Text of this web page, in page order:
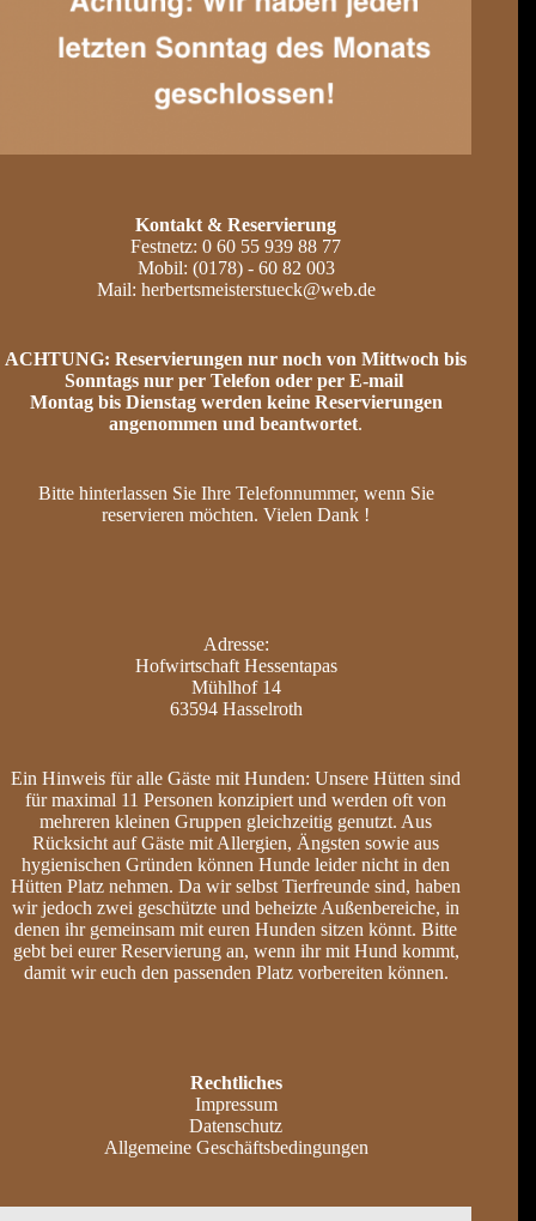
Kontakt & Reservierung
Festnetz: 0 60 55 939 88 77
Mobil: (0178) - 60 82 003
Mail: herbertsmeisterstueck@web.de
ACHTUNG: Reservierungen nur noch von Mittwoch bis
Sonntags nur per Telefon oder per E-mail
Montag bis Dienstag werden keine Reservierungen
angenommen und beantwortet.
Bitte hinterlassen Sie Ihre Telefonnummer, wenn Sie
reservieren möchten. Vielen Dank !
Adresse:
Hofwirtschaft Hessentapas
Mühlhof 14
63594 Hasselroth
Ein Hinweis für alle Gäste mit Hunden: Unsere Hütten sind
für maximal 11 Personen konzipiert und werden oft von
mehreren kleinen Gruppen gleichzeitig genutzt. Aus
Rücksicht auf Gäste mit Allergien, Ängsten sowie aus
hygienischen Gründen können Hunde leider nicht in den
Hütten Platz nehmen. Da wir selbst Tierfreunde sind, haben
wir jedoch zwei geschützte und beheizte Außenbereiche, in
denen ihr gemeinsam mit euren Hunden sitzen könnt. Bitte
gebt bei eurer Reservierung an, wenn ihr mit Hund kommt,
damit wir euch den passenden Platz vorbereiten können.
Rechtliches
Impressum
Datenschutz
Allgemeine Geschäftsbedingungen